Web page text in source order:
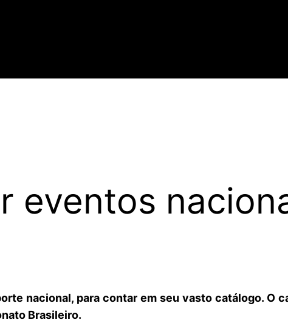
eventos
nacional, para contar em seu vasto catálogo. O
Brasileiro.